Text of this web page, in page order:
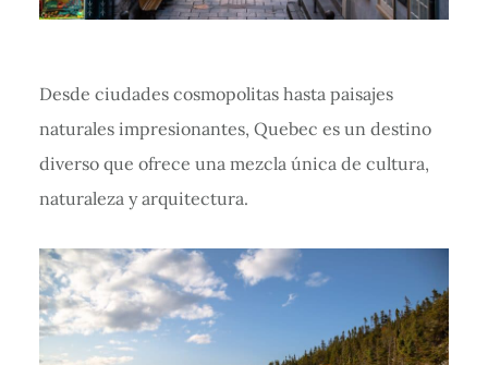
Desde ciudades cosmopolitas hasta paisajes
naturales impresionantes, Quebec es un destino
diverso que ofrece una mezcla única de cultura,
naturaleza y arquitectura.